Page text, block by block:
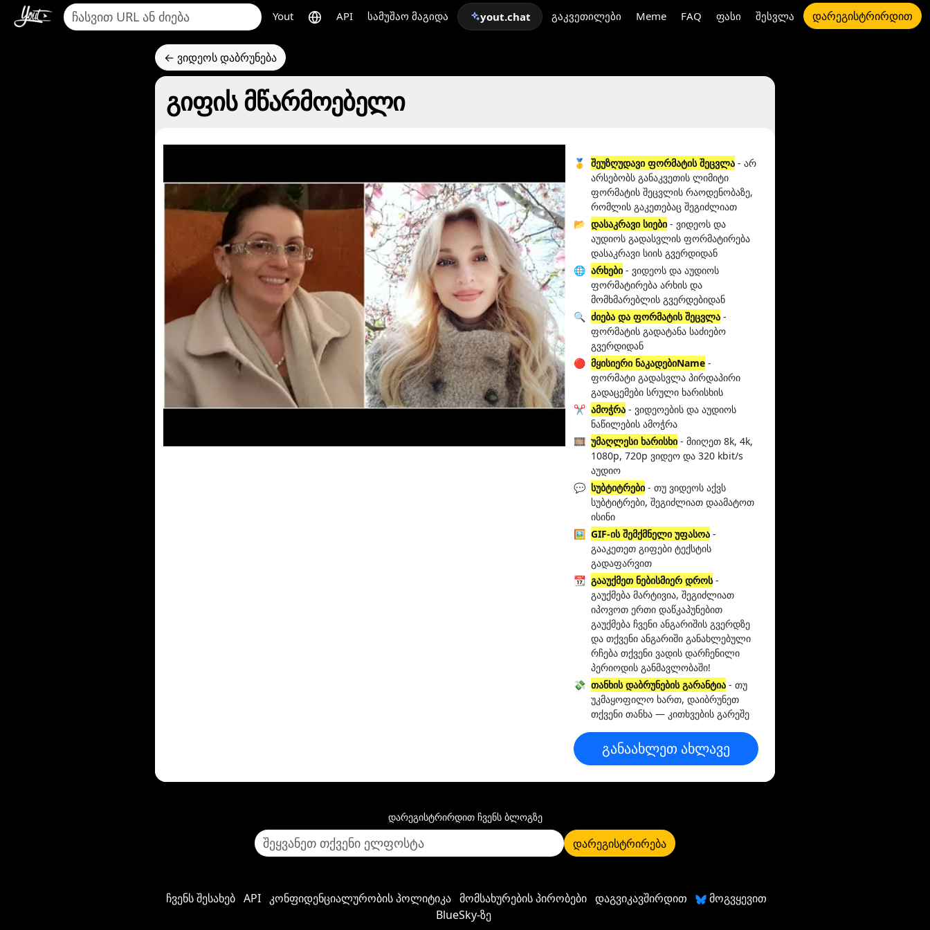
Yout API სამუშაო მაგიდა yout.chat გაკვეთილები Meme FAQ ფასი შესვლა დარეგისტრირდით
← ვიდეოს დაბრუნება
გიფის მწარმოებელი
🥇 შეუზღუდავი ფორმატის შეცვლა - არ
არსებობს განაკვეთის ლიმიტი
ფორმატის შეცვლის რაოდენობაზე,
რომლის გაკეთებაც შეგიძლიათ
📂 დასაკრავი სიები - ვიდეოს და
აუდიოს გადასვლის ფორმატირება
დასაკრავი სიის გვერდიდან
🌐 არხები - ვიდეოს და აუდიოს
ფორმატირება არხის და
მომხმარებლის გვერდებიდან
🔍 ძიება და ფორმატის შეცვლა -
ფორმატის გადატანა საძიებო
გვერდიდან
🔴 მყისიერი ნაკადებიName -
ფორმატი გადასვლა პირდაპირი
გადაცემები სრული ხარისხის
✂️ ამოჭრა - ვიდეოების და აუდიოს
ნაწილების ამოჭრა
🎞️ უმაღლესი ხარისხი - მიიღეთ 8k, 4k,
1080p, 720p ვიდეო და 320 kbit/s
აუდიო
💬 სუბტიტრები - თუ ვიდეოს აქვს
სუბტიტრები, შეგიძლიათ დაამატოთ
ისინი
🖼️ GIF-ის შემქმნელი უფასოა -
გააკეთეთ გიფები ტექსტის
გადაფარვით
📆 გააუქმეთ ნებისმიერ დროს-
გაუქმება მარტივია, შეგიძლიათ
იპოვოთ ერთი დაწკაპუნებით
გაუქმება ჩვენი ანგარიშის გვერდზე
და თქვენი ანგარიში განახლებული
რჩება თქვენი ვადის დარჩენილი
პერიოდის განმავლობაში!
💸 თანხის დაბრუნების გარანტია - თუ
უკმაყოფილო ხართ, დაიბრუნეთ
თქვენი თანხა — კითხვების გარეშე
განაახლეთ ახლავე
დარეგისტრირდით ჩვენს ბლოგზე
დარეგისტრირება
ჩვენს შესახებ API კონფიდენციალურობის პოლიტიკა მომსახურების პირობები დაგვიკავშირდით
მოგვყევით
BlueSky-ზე